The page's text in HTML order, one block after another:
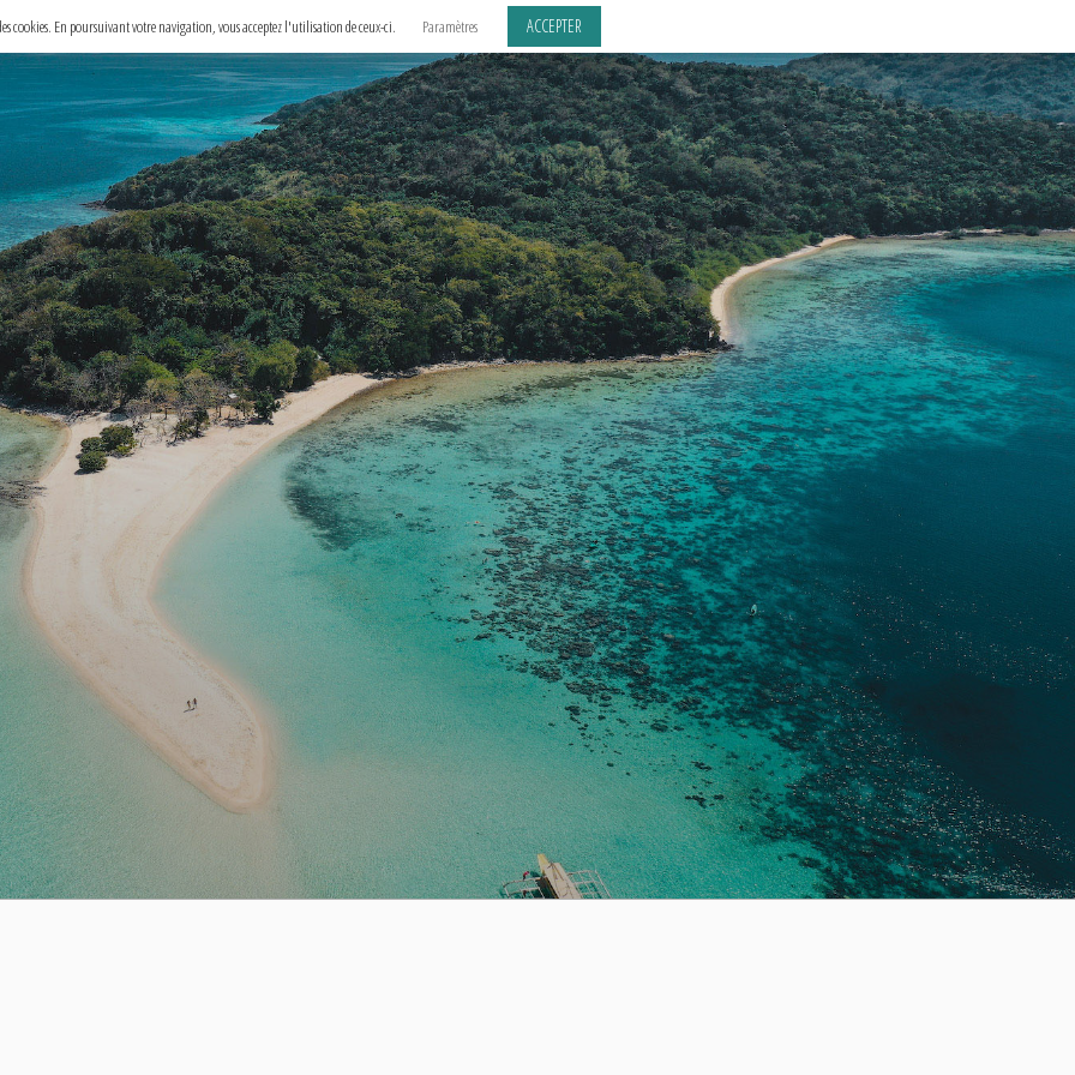
cookies. En poursuivant votre navigation, vous acceptez l'utilisation de ceux-ci. Paramètres ACCEPTER